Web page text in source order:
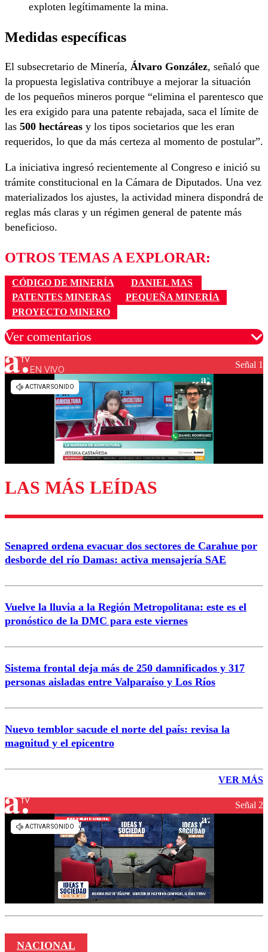
exploten legítimamente la mina.
Medidas específicas
El subsecretario de Minería, Álvaro González, señaló que
la propuesta legislativa contribuye a mejorar la situación
de los pequeños mineros porque “elimina el parentesco que
les era exigido para una patente rebajada, saca el límite de
las 500 hectáreas y los tipos societarios que les eran
requeridos, lo que da más certeza al momento de postular”.
La iniciativa ingresó recientemente al Congreso e inició su
trámite constitucional en la Cámara de Diputados. Una vez
materializados los ajustes, la actividad minera dispondrá de
reglas más claras y un régimen general de patente más
beneficioso.
OTROS TEMAS A EXPLORAR:
CÓDIGO DE MINERÍA
DANIEL MAS
PATENTES MINERAS
PEQUEÑA MINERÍA
PROYECTO MINERO
Ver comentarios
Los comentarios son moderados para garantizar un
diálogo respetuoso.
Enviar comentario
EN VIVO Señal 1
LAS MÁS LEÍDAS
Senapred ordena evacuar dos sectores de Carahue por
desborde del río Damas: activa mensajería SAE
Vuelve la lluvia a la Región Metropolitana: este es el
pronóstico de la DMC para este viernes
Sistema frontal deja más de 250 damnificados y 317
personas aisladas entre Valparaíso y Los Ríos
Nuevo temblor sacude el norte del país: revisa la
magnitud y el epicentro
VER MÁS
Señal 2
NACIONAL